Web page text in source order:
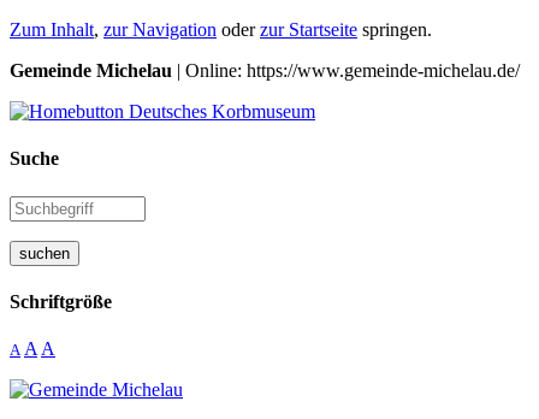
Zum Inhalt, zur Navigation oderzur Startseite springen.
Gemeinde Michelau | Online: https://www.gemeinde-michelau.de/
Suche
suchen
Schriftgröße
A A A